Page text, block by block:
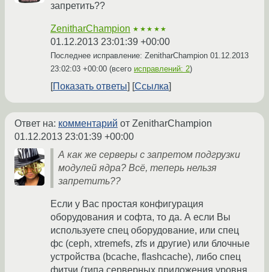
запретить??
ZenitharChampion ★★★★★
01.12.2013 23:01:39 +00:00
Последнее исправление: ZenitharChampion 01.12.2013
23:02:03 +00:00 (всего исправлений: 2)
Показать ответы Ссылка
Ответ на: комментарий от ZenitharChampion
01.12.2013 23:01:39 +00:00
А как же серверы с запретом подгрузки
модулей ядра? Всё, теперь нельзя
запретить??
Если у Вас простая конфигурация
оборудования и софта, то да. А если Вы
используете спец оборудование, или спец
фс (ceph, xtremefs, zfs и другие) или блочные
устройства (bcache, flashcache), либо спец